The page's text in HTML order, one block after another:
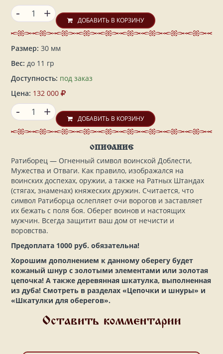
+
- ДОБАВИТЬ В КОРЗИНУ
Размер: 30 мм
Вес: до 11 гр
Доступность: под заказ
Цена: 132 000
+
- ДОБАВИТЬ В КОРЗИНУ
ОПИСАНИЕ
Ратиборец — Огненный символ воинской Доблести,
Мужества и Отваги. Как правило, изображался на
воинских доспехах, оружии, а также на Ратных Штандах
(стягах, знаменах) княжеских дружин. Считается, что
символ Ратиборца ослепляет очи ворогов и заставляет
их бежать с поля боя. Оберег воинов и настоящих
мужчин. Всегда защитит ваш дом от нечисти и
воровства.
Предоплата 1000 руб. обязательна!
Хорошим дополнением к данному оберегу будет
кожаный шнур с золотыми элементами или золотая
цепочка! А также деревянная шкатулка, выполненная
из дуба! Смотреть в разделах «Цепочки и шнуры» и
«Шкатулки для оберегов».
Оставить комментарии